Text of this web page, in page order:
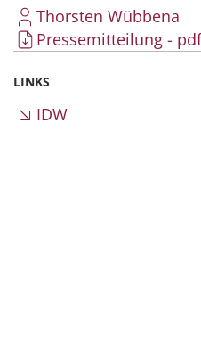
Thorsten Wübbena
Pressemitteilung - pdf
LINKS
IDW